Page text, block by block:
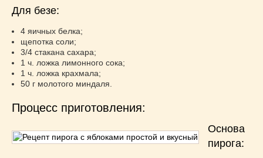
Торты(52)
Фото еды(10)
Французская кухня(22)
Хлеб(21)
Что приготовить на завтрак?(68)
Что приготовить на ужин?(254)
Японская кухня(16)
Для безе:
4 яичных белка;
щепотка соли;
3/4 стакана сахара;
1 ч. ложка лимонного сока;
1 ч. ложка крахмала;
50 г молотого миндаля.
Процесс приготовления:
Основа
пирога: